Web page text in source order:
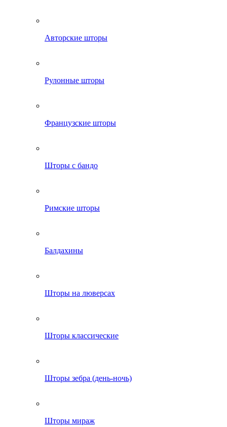
Авторские шторы
Рулонные шторы
Французские шторы
Шторы с бандо
Римские шторы
Балдахины
Шторы на люверсах
Шторы классические
Шторы зебра (день-ночь)
Шторы мираж